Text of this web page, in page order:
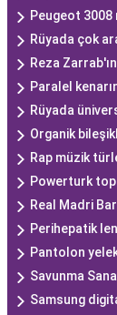
Peugeot 3008
Rüyada çok
Reza
Paralel
Rüyada
Organik
Rap müzik
Powerturk
Real Madri
Perihepatik
Pantolon
Savunma
Samsung